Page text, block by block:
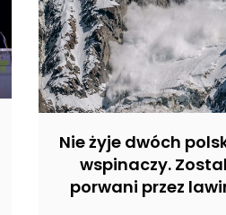
Nie żyje dwóch
wspinaczy.
porwani przez